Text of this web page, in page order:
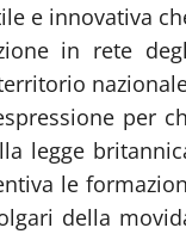
e innovativa
in rete
per
legge
le
della